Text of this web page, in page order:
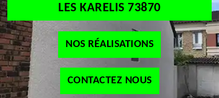
LES KARELIS 73870
NOS RÉALISATIONS
CONTACTEZ NOUS